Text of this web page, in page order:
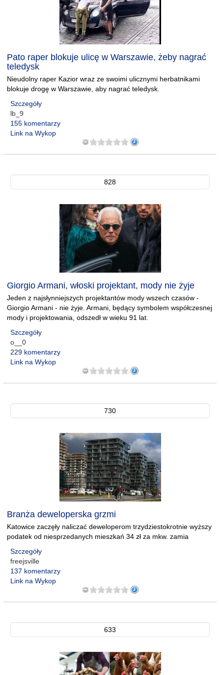
Pato raper blokuje ulicę w Warszawie, żeby nagrać
teledysk
Nieudolny raper Kazior wraz ze swoimi ulicznymi herbatnikami
blokuje drogę w Warszawie, aby nagrać teledysk.
Szczegóły
lb_9
155 komentarzy
Link na Wykop
828
Giorgio Armani, włoski projektant, mody nie żyje
Jeden z najsłynniejszych projektantów mody wszech czasów -
Giorgio Armani - nie żyje. Armani, będący symbolem współczesnej
mody i projektowania, odszedł w wieku 91 lat.
Szczegóły
o__0
229 komentarzy
Link na Wykop
730
Branża deweloperska grzmi
Katowice zaczęły naliczać deweloperom trzydziestokrotnie wyższy
podatek od niesprzedanych mieszkań 34 zł za mkw. zamia
Szczegóły
freejsville
137 komentarzy
Link na Wykop
633